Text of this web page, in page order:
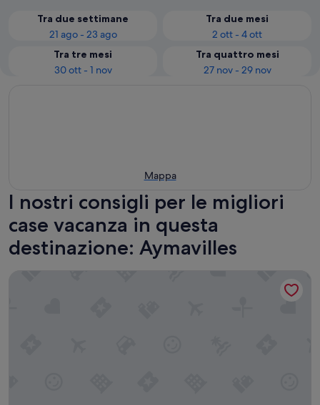
Tra due settimane
21 ago - 23 ago
Tra due mesi
2 ott - 4 ott
Tra tre mesi
30 ott - 1 nov
Tra quattro mesi
27 nov - 29 nov
Mappa
I nostri consigli per le migliori
case vacanza in questa
destinazione: Aymavilles